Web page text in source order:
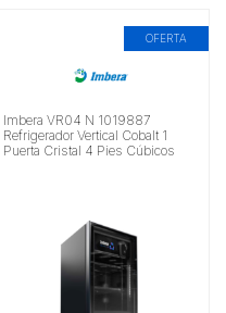
OFERTA
Imbera VR04 N 1019887
Refrigerador Vertical Cobalt 1
Puerta Cristal 4 Pies Cúbicos